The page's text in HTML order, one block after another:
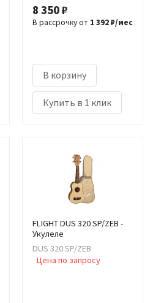
8 350 ₽
В рассрочку от 1 392 ₽/мес
В корзину
Купить в 1 клик
FLIGHT DUS 320 SP/ZEB -
Укулеле
DUS 320 SP/ZEB
Цена по запросу